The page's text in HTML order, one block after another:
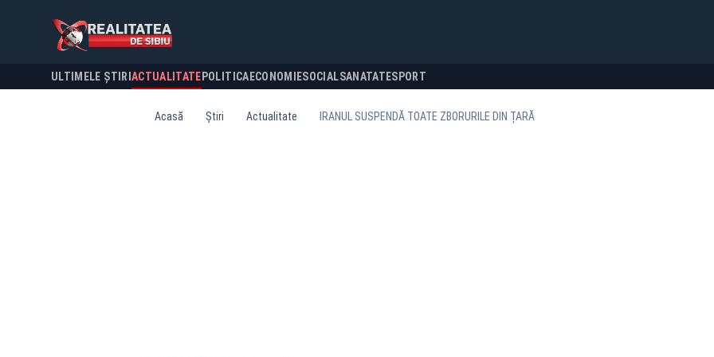
ULTIMELE ȘTIRI ACTUALITATE POLITICA ECONOMIESOCIALSANATATESPORT
Acasă Știri Actualitate IRANUL SUSPENDĂ TOATE ZBORURILE DIN ȚARĂ